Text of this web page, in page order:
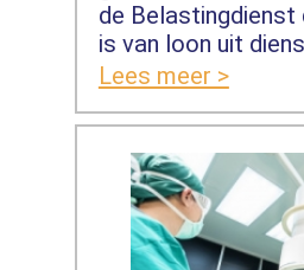
de Belastingdienst
is van loon uit
Lees meer >